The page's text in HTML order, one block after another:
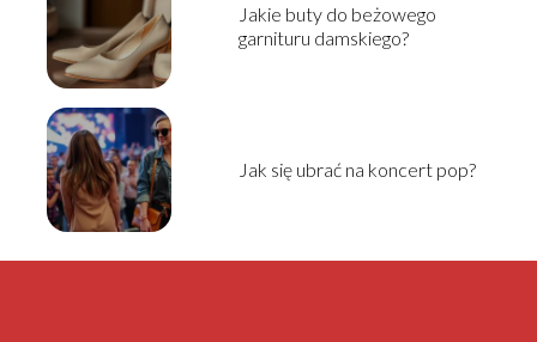
Jakie buty do beżowego
garnituru damskiego?
Jak się ubrać na koncert pop?